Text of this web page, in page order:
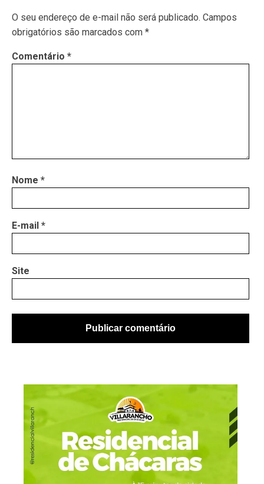
O seu endereço de e-mail não será publicado. Campos
obrigatórios são marcados com *
Comentário *
Nome *
E-mail *
Site